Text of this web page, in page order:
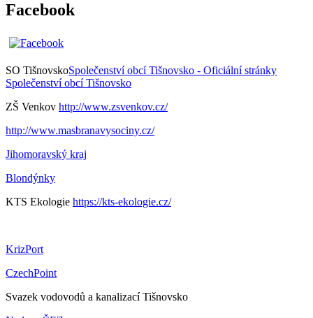
Facebook
SO TišnovskoSpolečenství obcí Tišnovsko - Oficiální stránky
Společenství obcí Tišnovsko
ZŠ Venkov http://www.zsvenkov.cz/
http://www.masbranavysociny.cz/
Jihomoravský kraj
Blondýnky
KTS Ekologie https://kts-ekologie.cz/
KrizPort
CzechPoint
Svazek vodovodů a kanalizací Tišnovsko